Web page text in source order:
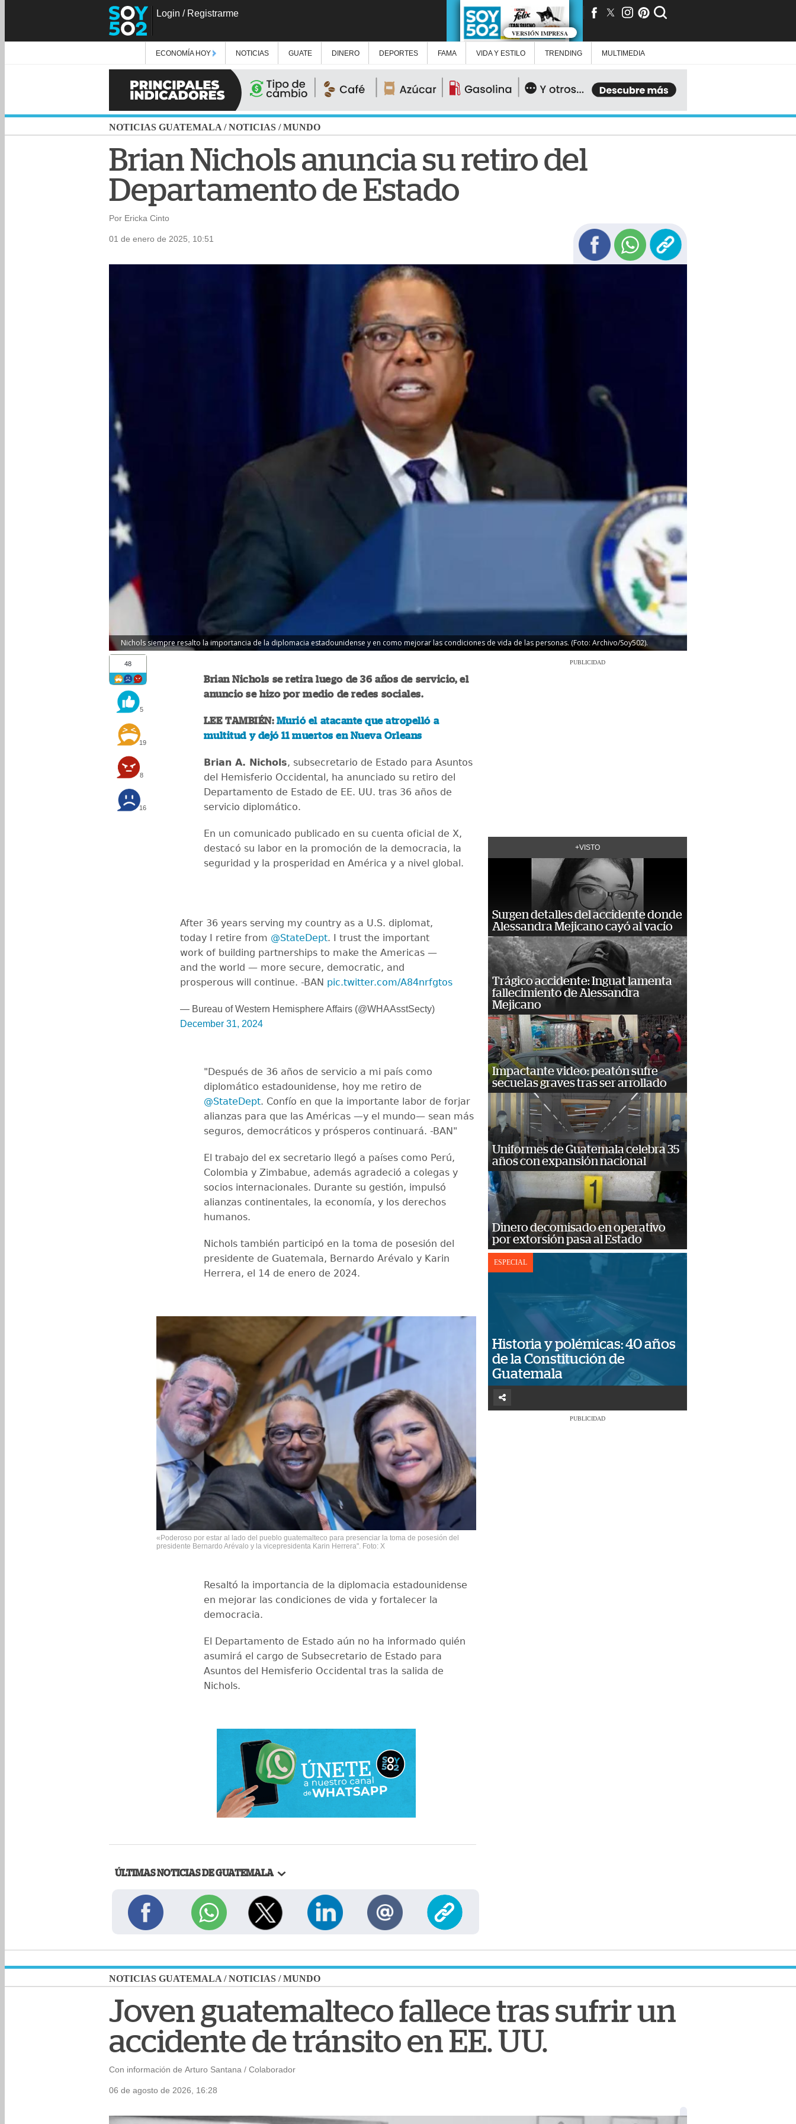
Login / Registrarme
VERSIÓN IMPRESA
ECONOMÍA HOY NOTICIAS GUATE DINERO DEPORTES FAMA VIDA Y ESTILO TRENDING MULTIMEDIA
NOTICIAS GUATEMALA /NOTICIAS /MUNDO
Brian Nichols anuncia su retiro del
Departamento de Estado
Por Ericka Cinto
01 de enero de 2025, 10:51
Nichols siempre resalto la importancia de la diplomacia estadounidense y en como mejorar las condiciones de vida de las personas. (Foto: Archivo/Soy502).
48
5
19
8
16
Brian Nichols se retira luego de 36 años de servicio, el
anuncio se hizo por medio de redes sociales.
LEE TAMBIÉN: Murió el atacante que atropelló a
multitud y dejó 11 muertos en Nueva Orleans
Brian A. Nichols, subsecretario de Estado para Asuntos
del Hemisferio Occidental, ha anunciado su retiro del
Departamento de Estado de EE. UU. tras 36 años de
servicio diplomático.
En un comunicado publicado en su cuenta oficial de X,
destacó su labor en la promoción de la democracia, la
seguridad y la prosperidad en América y a nivel global.
After 36 years serving my country as a U.S. diplomat,
today I retire from @StateDept. I trust the important
work of building partnerships to make the Americas —
and the world — more secure, democratic, and
prosperous will continue. -BAN pic.twitter.com/A84nrfgtos
— Bureau of Western Hemisphere Affairs (@WHAAsstSecty)
December 31, 2024
"Después de 36 años de servicio a mi país como
diplomático estadounidense, hoy me retiro de
@StateDept. Confío en que la importante labor de forjar
alianzas para que las Américas —y el mundo— sean más
seguros, democráticos y prósperos continuará. -BAN"
El trabajo del ex secretario llegó a países como Perú,
Colombia y Zimbabue, además agradeció a colegas y
socios internacionales. Durante su gestión, impulsó
alianzas continentales, la economía, y los derechos
humanos.
Nichols también participó en la toma de posesión del
presidente de Guatemala, Bernardo Arévalo y Karin
Herrera, el 14 de enero de 2024.
«Poderoso por estar al lado del pueblo guatemalteco para presenciar la toma de posesión del
presidente Bernardo Arévalo y la vicepresidenta Karin Herrera". Foto: X
Resaltó la importancia de la diplomacia estadounidense
en mejorar las condiciones de vida y fortalecer la
democracia.
El Departamento de Estado aún no ha informado quién
asumirá el cargo de Subsecretario de Estado para
Asuntos del Hemisferio Occidental tras la salida de
Nichols.
ÚLTIMAS NOTICIAS DE GUATEMALA
PUBLICIDAD
+VISTO
Surgen detalles del accidente donde
Alessandra Mejicano cayó al vacío
Trágico accidente: Inguat lamenta
fallecimiento de Alessandra
Mejicano
Impactante video: peatón sufre
secuelas graves tras ser arrollado
Uniformes de Guatemala celebra 35
años con expansión nacional
Dinero decomisado en operativo
por extorsión pasa al Estado
ESPECIAL
Historia y polémicas: 40 años
de la Constitución de
Guatemala
PUBLICIDAD
NOTICIAS GUATEMALA /NOTICIAS /MUNDO
Joven guatemalteco fallece tras sufrir un
accidente de tránsito en EE. UU.
Con información de Arturo Santana / Colaborador
06 de agosto de 2026, 16:28